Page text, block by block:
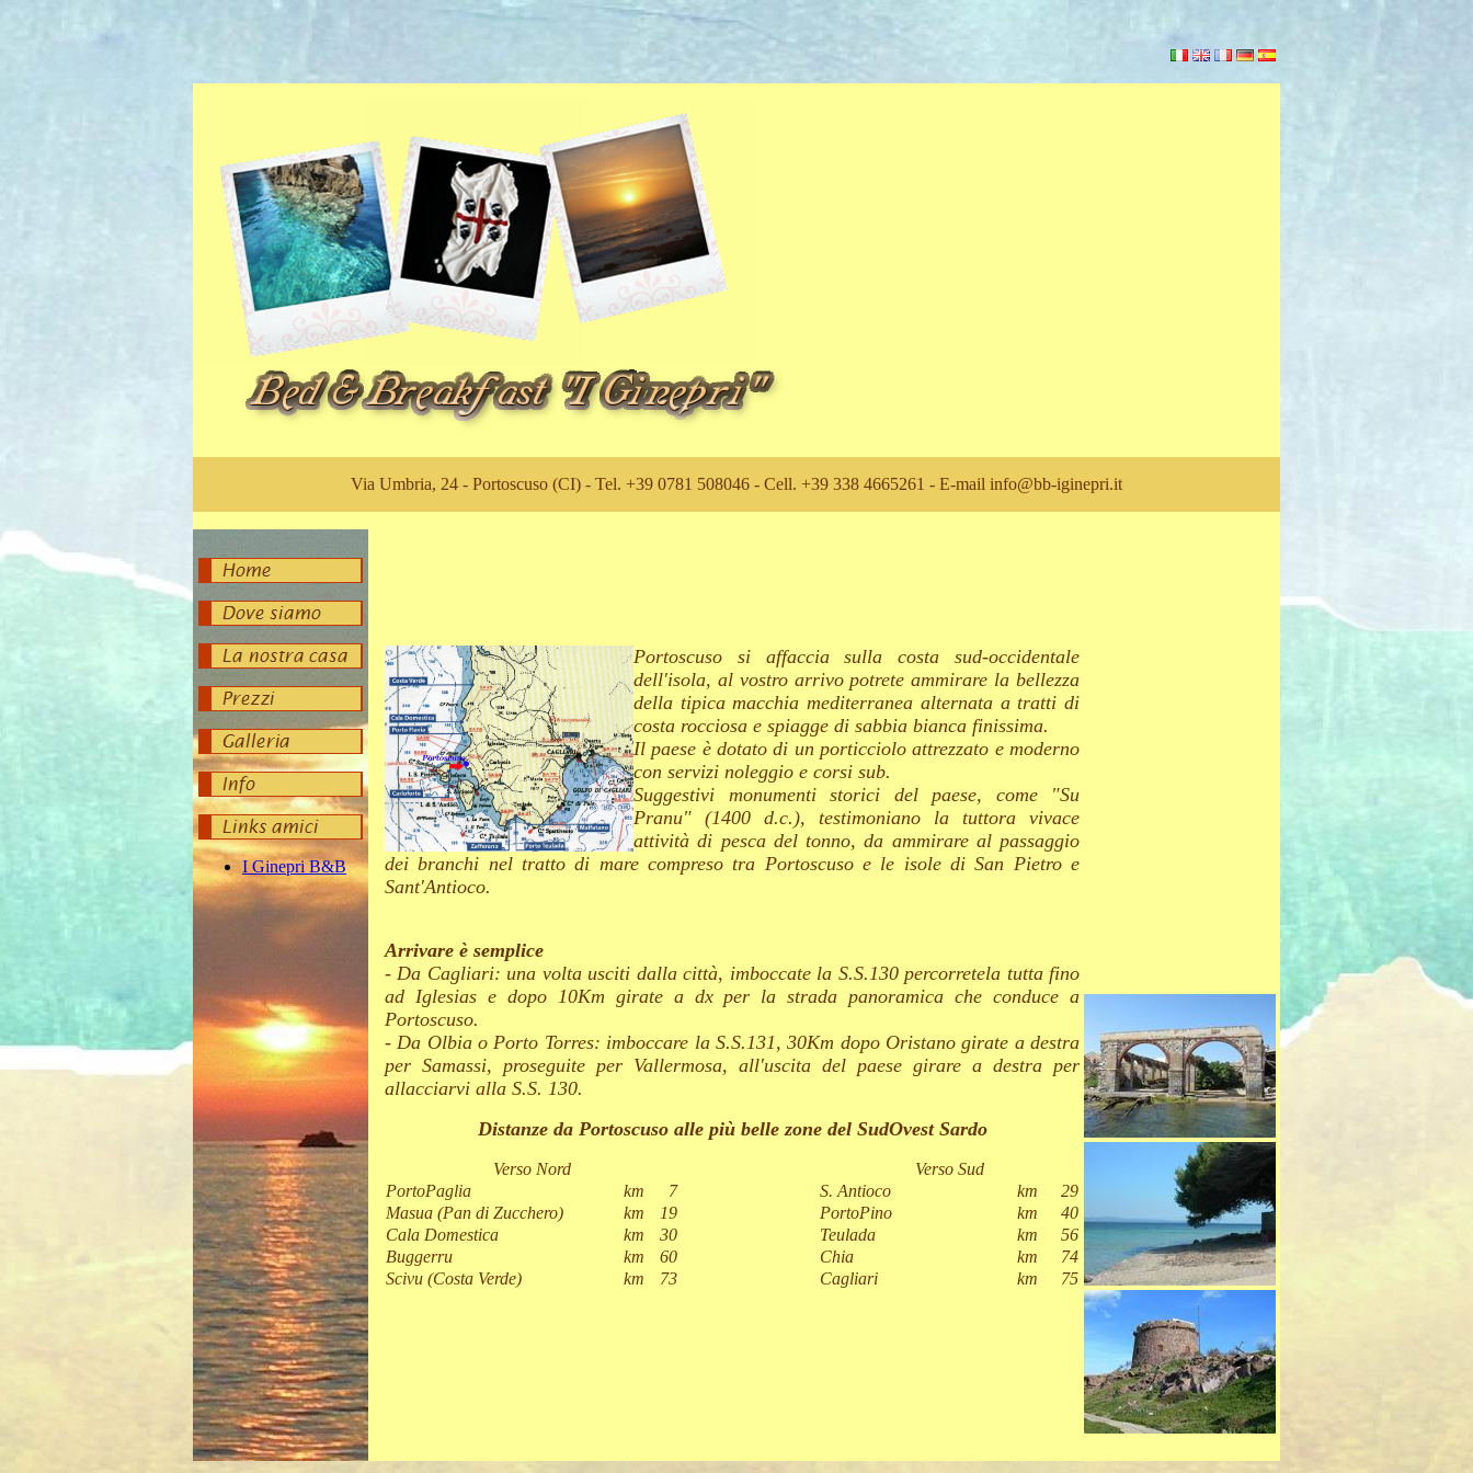
Via Umbria, 24 - Portoscuso (CI) - Tel. +39 0781 508046 - Cell. +39 338 4665261 - E-mail info@bb-iginepri.it
Portoscuso si affaccia sulla costa sud-occidentale
dell'isola, al vostro arrivo potrete ammirare la bellezza
della tipica macchia mediterranea alternata a tratti di
costa rocciosa e spiagge di sabbia bianca finissima.
Il paese è dotato di un porticciolo attrezzato e moderno
con servizi noleggio e corsi sub.
Suggestivi monumenti storici del paese, come "Su
Pranu" (1400 d.c.), testimoniano la tuttora vivace
attività di pesca del tonno, da ammirare al passaggio
dei branchi nel tratto di mare compreso tra Portoscuso e le isole di San Pietro e
Sant'Antioco.
Arrivare è semplice
- Da Cagliari: una volta usciti dalla città, imboccate la S.S.130 percorretela tutta fino
ad Iglesias e dopo 10Km girate a dx per la strada panoramica che conduce a
Portoscuso.
- Da Olbia o Porto Torres: imboccare la S.S.131, 30Km dopo Oristano girate a destra
per Samassi, proseguite per Vallermosa, all'uscita del paese girare a destra per
allacciarvi alla S.S. 130.
Distanze da Portoscuso alle più belle zone del SudOvest Sardo
Verso Nord
Verso Sud
PortoPaglia
km 7 S. Antioco km
29
Masua (Pan di Zucchero)
km 19 PortoPino km
40
Cala Domestica
km 30 Teulada km
56
Buggerru
km 60 Chia km
74
Scivu (Costa Verde)
km 73 Cagliari km 75